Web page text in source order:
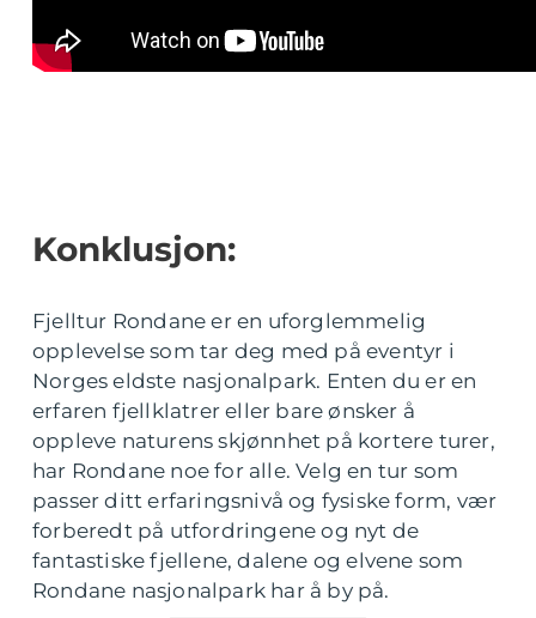
Konklusjon:
Fjelltur Rondane er en uforglemmelig
opplevelse som tar deg med på eventyr i
Norges eldste nasjonalpark. Enten du er en
erfaren fjellklatrer eller bare ønsker å
oppleve naturens skjønnhet på kortere turer,
har Rondane noe for alle. Velg en tur som
passer ditt erfaringsnivå og fysiske form, vær
forberedt på utfordringene og nyt de
fantastiske fjellene, dalene og elvene som
Rondane nasjonalpark har å by på.